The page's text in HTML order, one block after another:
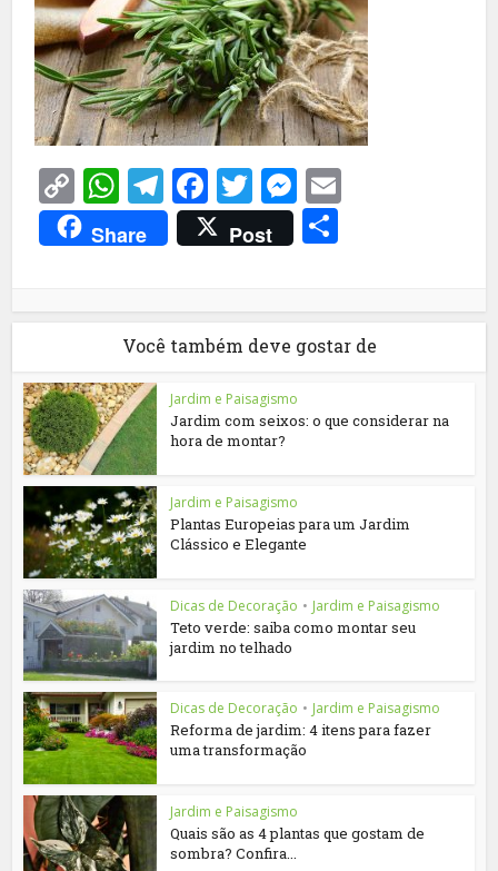
Copy
Link
WhatsApp
Telegram
Facebook
TwitterMessenger
Share Post
Você também deve gostar de
Jardim e Paisagismo
Jardim com seixos: o que considerar na
hora de montar?
Jardim e Paisagismo
Plantas Europeias para um Jardim
Clássico e Elegante
Dicas de Decoração • Jardim e Paisagismo
Teto verde: saiba como montar seu
jardim no telhado
Dicas de Decoração • Jardim e Paisagismo
Reforma de jardim: 4 itens para fazer
uma transformação
Jardim e Paisagismo
Quais são as 4 plantas que gostam de
sombra? Confira...